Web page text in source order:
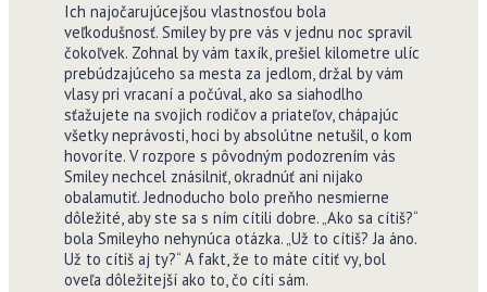
Ich najočarujúcejšou vlastnosťou bola
veľkodušnosť. Smiley by pre vás v jednu noc spravil
čokoľvek. Zohnal by vám taxík, prešiel kilometre ulíc
prebúdzajúceho sa mesta za jedlom, držal by vám
vlasy pri vracaní a počúval, ako sa siahodlho
sťažujete na svojich rodičov a priateľov, chápajúc
všetky neprávosti, hoci by absolútne netušil, o kom
hovoríte. V rozpore s pôvodným podozrením vás
Smiley nechcel znásilniť, okradnúť ani nijako
obalamutiť. Jednoducho bolo preňho nesmierne
dôležité, aby ste sa s ním cítili dobre. „Ako sa cítiš?“
bola Smileyho nehynúca otázka. „Už to cítiš? Ja áno.
Už to cítiš aj ty?“ A fakt, že to máte cítiť vy, bol
oveľa dôležitejší ako to, čo cíti sám.